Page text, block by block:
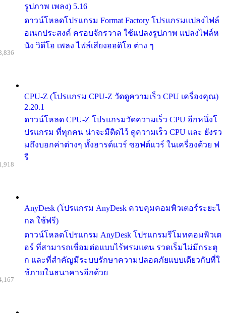
รูปภาพ เพลง) 5.16
ดาวน์โหลดโปรแกรม Format Factory โปรแกรมแปลงไฟล์
อเนกประสงค์ ครอบจักรวาล ใช้แปลงรูปภาพ แปลงไฟล์ห
นัง วิดีโอ เพลง ไฟล์เสียงออดิโอ ต่าง ๆ
CPU-Z (โปรแกรม CPU-Z วัดดูความเร็ว CPU เครื่องคุณ)
2.20.1
ดาวน์โหลด CPU-Z โปรแกรมวัดความเร็ว CPU อีกหนึ่งโ
ปรแกรม ที่ทุกคน น่าจะมีติดไว้ ดูความเร็ว CPU และ ยังรว
มถึงบอกค่าต่างๆ ทั้งฮารด์แวร์ ซอฟต์แวร์ ในเครื่องด้วย ฟ
รี
AnyDesk (โปรแกรม AnyDesk ควบคุมคอมพิวเตอร์ระยะไ
กล ใช้ฟรี)
ดาวน์โหลดโปรแกรม AnyDesk โปรแกรมรีโมทคอมพิวเต
อร์ ที่สามารถเชื่อมต่อแบบไร้พรมแดน รวดเร็มไม่มีกระตุ
ก และที่สำคัญมีระบบรักษาความปลอดภัยแบบเดียวกับที่ใ
ช้ภายในธนาคารอีกด้วย